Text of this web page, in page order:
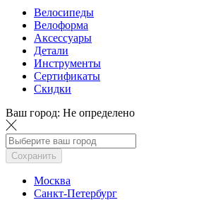
Велосипеды
Велоформа
Аксессуары
Детали
Инструменты
Сертификаты
Скидки
Ваш город: Не определено
Сохранить
Москва
Санкт-Петербург